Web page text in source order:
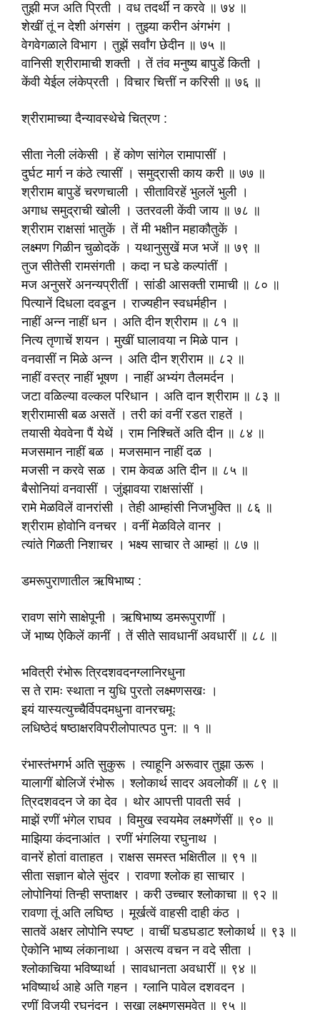
तुझी मज अति प्रिती । वध तदर्थीं न करवे ॥ ७४ ॥
शेखीं तूं न देशी अंगसंग । तुझ्या करीन अंगभंग ।
वेगवेगळाले विभाग । तुझें सर्वांग छेदीन ॥ ७५ ॥
वानिसी श्रीरामाची शक्ती । तें तंव मनुष्य बापुडें किती ।
केंवी येईल लंकेप्रती । विचार चित्तीं न करिसी ॥ ७६ ॥
श्रीरामाच्या दैन्यावस्थेचे चित्रण :
सीता नेली लंकेसी । हें कोण सांगेल रामापासीं ।
दुर्घट मार्ग न कंठे त्यासीं । समुद्रासी काय करी ॥ ७७ ॥
श्रीराम बापुडें चरणचाली । सीताविरहें भुललें भुली ।
अगाध समुद्राची खोली । उतरवली केंवी जाय ॥ ७८ ॥
श्रीराम राक्षसां भातुकें । तें मी भक्षीन महाकौतुकें ।
लक्ष्मण गिळीन चुळोदकें । यथानुसुखें मज भजें ॥ ७९ ॥
तुज सीतेसी रामसंगती । कदा न घडे कल्पांतीं ।
मज अनुसरें अनन्यप्रीतीं । सांडी आसक्ती रामाची ॥ ८० ॥
पित्यानें दिधला दवडून । राज्यहीन स्वधर्महीन ।
नाहीं अन्न नाहीं धन । अति दीन श्रीराम ॥ ८१ ॥
नित्य तृणाचें शयन । मुखीं घालावया न मिळे पान ।
वनवासीं न मिळे अन्न । अति दीन श्रीराम ॥ ८२ ॥
नाहीं वस्त्र नाहीं भूषण । नाहीं अभ्यंग तैलमर्दन ।
जटा वळिल्या वल्कल परिधान । अति दान श्रीराम ॥ ८३ ॥
श्रीरामासी बळ असतें । तरी कां वनीं रडत राहतें ।
तयासी येववेना पैं येथें । राम निश्चितें अति दीन ॥ ८४ ॥
मजसमान नाहीं बळ । मजसमान नाहीं दळ ।
मजसी न करवे सळ । राम केवळ अति दीन ॥ ८५ ॥
बैसोनियां वनवासीं । जुंझावया राक्षसांसीं ।
रामे मेळविलें वानरांसी । तेही आम्हांसी निजभुक्ति ॥ ८६ ॥
श्रीराम होवोनि वनचर । वनीं मेळविले वानर ।
त्यांते गिळती निशाचर । भक्ष्य साचार ते आम्हां ॥ ८७ ॥
डमरूपुराणातील ऋषिभाष्य :
रावण सांगे साक्षेपूनी । ऋषिभाष्य डमरूपुराणीं ।
जें भाष्य ऐकिलें कानीं । तें सीते सावधानीं अवधारीं ॥ ८८ ॥
भवित्री रंभोरू त्रिदशवदनग्लानिरधुना
स ते रामः स्थाता न युधि पुरतो लक्ष्मणसखः ।
इयं यास्यत्युच्चैर्विपदमधुना वानरचमूः
लधिष्ठेदं षष्ठाक्षरविपरीलोपात्पठ पुन: ॥ १ ॥
रंभास्तंभगर्भ अति सुकुरू । त्याहूनि अरूवार तुझा ऊरू ।
यालागीं बोलिजें रंभोरू । श्लोकार्थ सादर अवलोकीं ॥ ८९ ॥
त्रिदशवदन जे का देव । थोर आपत्ती पावती सर्व ।
माझें रणीं भंगेल राघव । विमुख स्वयमेव लक्ष्मणेंसीं ॥ ९० ॥
माझिया कंदनाआंत । रणीं भंगलिया रघुनाथ ।
वानरें होतां वाताहत । राक्षस समस्त भक्षितील ॥ ९१ ॥
सीता सज्ञान बोले सुंदर । रावणा श्लोक हा साचार ।
लोपोनियां तिन्ही सप्ताक्षर । करी उच्चार श्लोकाचा ॥ ९२ ॥
रावणा तूं अति लघिष्ठ । मूर्खत्वें वाहसी दाही कंठ ।
सातवें अक्षर लोपोनि स्पष्ट । वाचीं घडघडाट श्लोकार्थ ॥ ९३ ॥
ऐकोनि भाष्य लंकानाथा । असत्य वचन न वदे सीता ।
श्लोकाचिया भविष्यार्था । सावधानता अवधारीं ॥ ९४ ॥
भविष्यार्थ आहे अति गहन । ग्लानि पावेल दशवदन ।
रणीं विजयी रघुनंदन । सखा लक्ष्मणसमवेत ॥ ९५ ॥